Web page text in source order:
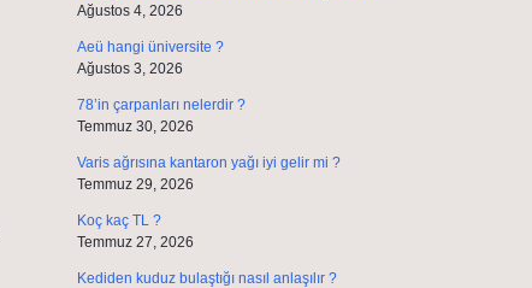
Ağustos 4, 2026
Aeü hangi üniversite ?
Ağustos 3, 2026
78’in çarpanları nelerdir ?
Temmuz 30, 2026
Varis ağrısına kantaron yağı iyi gelir mi ?
Temmuz 29, 2026
Koç kaç TL ?
Temmuz 27, 2026
Kediden kuduz bulaştığı nasıl anlaşılır ?